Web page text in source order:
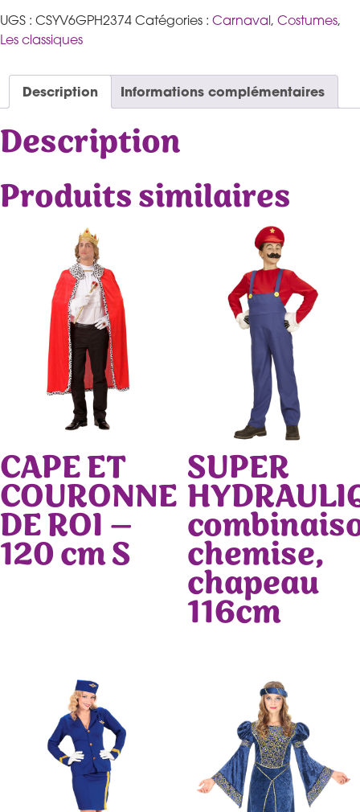
UGS : CSYV6GPH2374 Catégories : Carnaval, Costumes,
Les classiques
Description Informations complémentaires
Description
Produits similaires
CAPE ET
COURONNE
DE ROI –
120 cm S
SUPER
chemise,
chapeau
116cm